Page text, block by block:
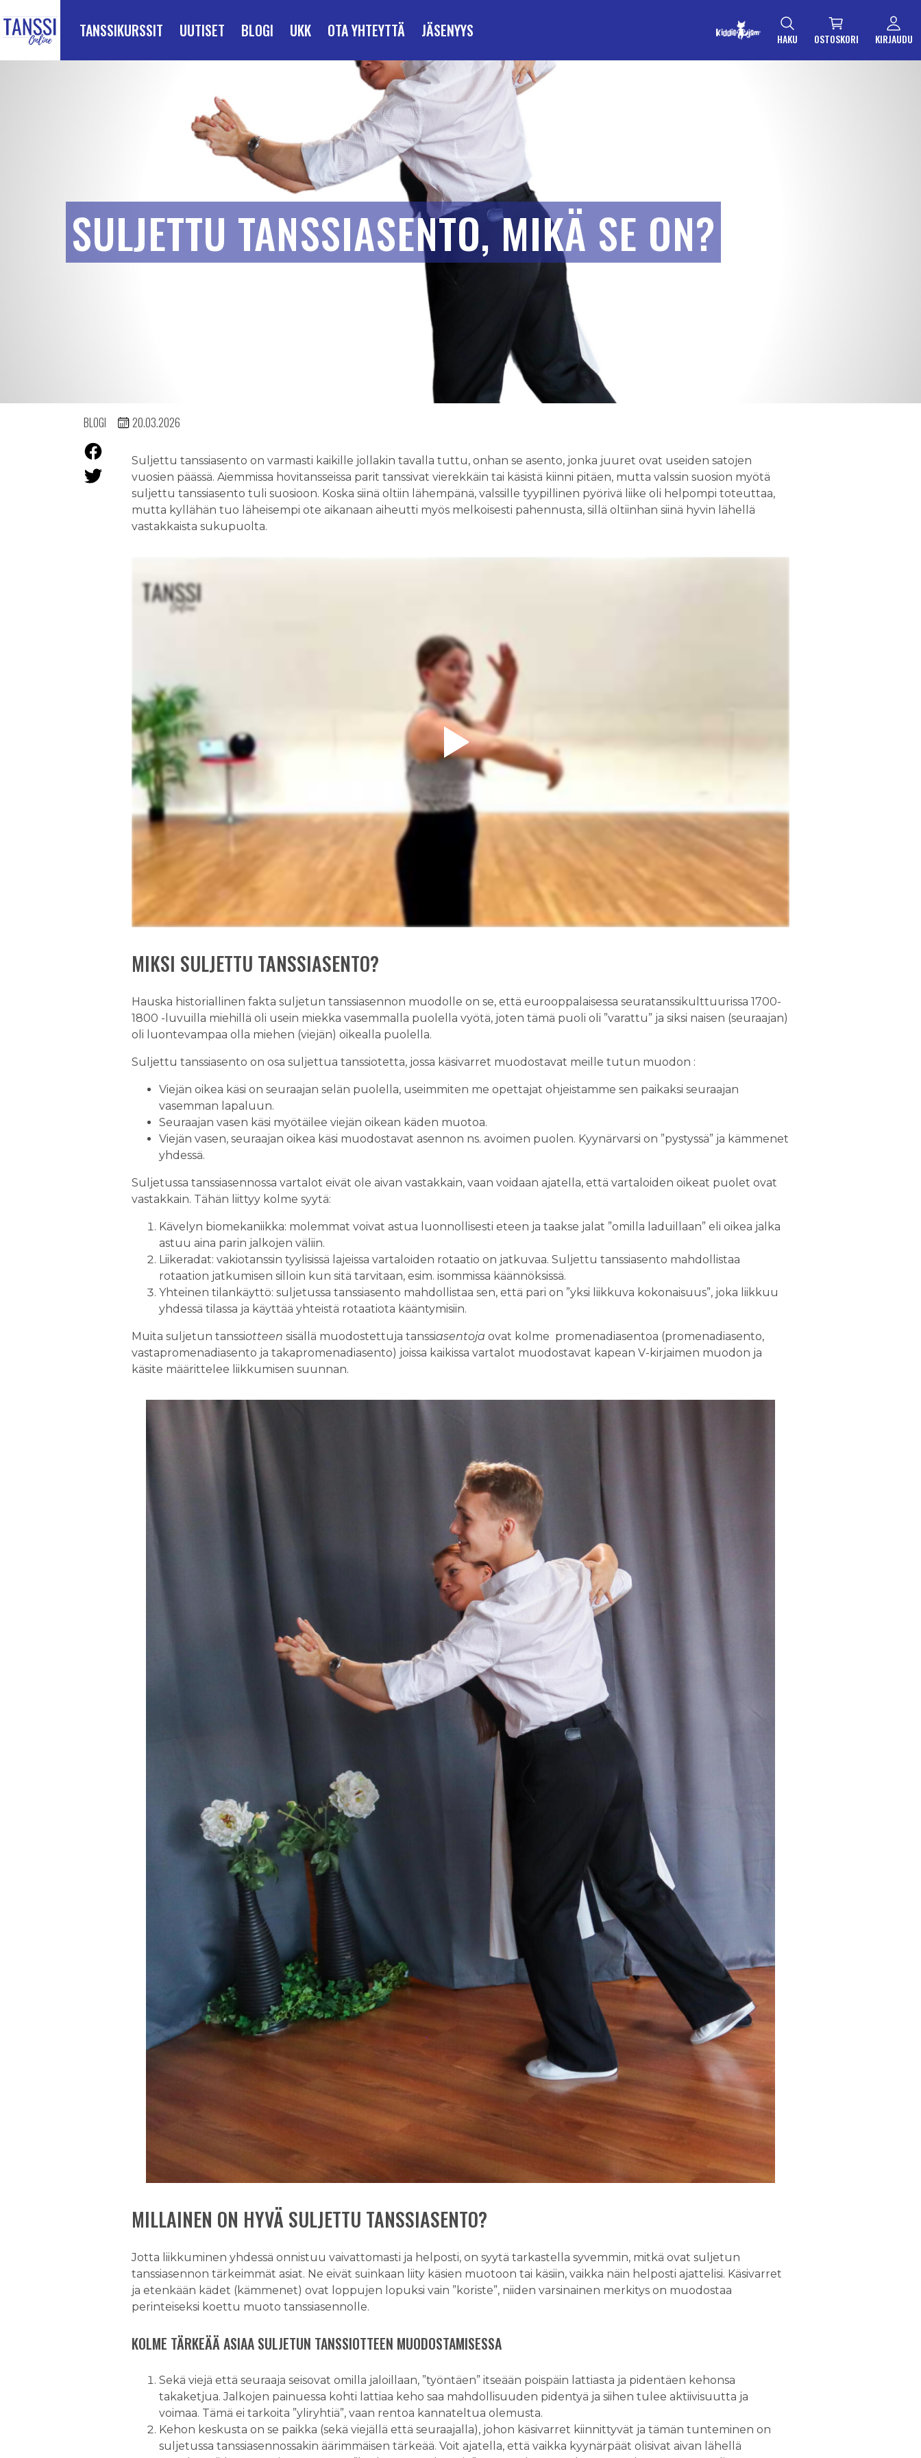
TANSSIKURSSIT UUTISET BLOGI UKK OTA YHTEYTTÄ JÄSENYYS HAKU OSTOSKORI KIRJAUDU
SULJETTU TANSSIASENTO, MIKÄ SE ON?
BLOGI 20.03.2026
Suljettu tanssiasento on varmasti kaikille jollakin tavalla tuttu, onhan se asento, jonka juuret ovat useiden satojen
vuosien päässä. Aiemmissa hovitansseissa parit tanssivat vierekkäin tai käsistä kiinni pitäen, mutta valssin suosion myötä
suljettu tanssiasento tuli suosioon. Koska siinä oltiin lähempänä, valssille tyypillinen pyörivä liike oli helpompi toteuttaa,
mutta kyllähän tuo läheisempi ote aikanaan aiheutti myös melkoisesti pahennusta, sillä oltiinhan siinä hyvin lähellä
vastakkaista sukupuolta.
MIKSI SULJETTU TANSSIASENTO?
Hauska historiallinen fakta suljetun tanssiasennon muodolle on se, että eurooppalaisessa seuratanssikulttuurissa 1700-
1800 -luvuilla miehillä oli usein miekka vasemmalla puolella vyötä, joten tämä puoli oli ”varattu” ja siksi naisen (seuraajan)
oli luontevampaa olla miehen (viejän) oikealla puolella.
Suljettu tanssiasento on osa suljettua tanssiotetta, jossa käsivarret muodostavat meille tutun muodon :
Viejän oikea käsi on seuraajan selän puolella, useimmiten me opettajat ohjeistamme sen paikaksi seuraajan
vasemman lapaluun.
Seuraajan vasen käsi myötäilee viejän oikean käden muotoa.
Viejän vasen, seuraajan oikea käsi muodostavat asennon ns. avoimen puolen. Kyynärvarsi on ”pystyssä” ja kämmenet
yhdessä.
Suljetussa tanssiasennossa vartalot eivät ole aivan vastakkain, vaan voidaan ajatella, että vartaloiden oikeat puolet ovat
vastakkain. Tähän liittyy kolme syytä:
Kävelyn biomekaniikka: molemmat voivat astua luonnollisesti eteen ja taakse jalat ”omilla laduillaan” eli oikea jalka
astuu aina parin jalkojen väliin.
Liikeradat: vakiotanssin tyylisissä lajeissa vartaloiden rotaatio on jatkuvaa. Suljettu tanssiasento mahdollistaa
rotaation jatkumisen silloin kun sitä tarvitaan, esim. isommissa käännöksissä.
Yhteinen tilankäyttö: suljetussa tanssiasento mahdollistaa sen, että pari on ”yksi liikkuva kokonaisuus”, joka liikkuu
yhdessä tilassa ja käyttää yhteistä rotaatiota kääntymisiin.
Muita suljetun tanssiotteen sisällä muodostettuja tanssiasentoja ovat kolme promenadiasentoa (promenadiasento,
vastapromenadiasento ja takapromenadiasento) joissa kaikissa vartalot muodostavat kapean V-kirjaimen muodon ja
käsite määrittelee liikkumisen suunnan.
MILLAINEN ON HYVÄ SULJETTU TANSSIASENTO?
Jotta liikkuminen yhdessä onnistuu vaivattomasti ja helposti, on syytä tarkastella syvemmin, mitkä ovat suljetun
tanssiasennon tärkeimmät asiat. Ne eivät suinkaan liity käsien muotoon tai käsiin, vaikka näin helposti ajattelisi. Käsivarret
ja etenkään kädet (kämmenet) ovat loppujen lopuksi vain ”koriste”, niiden varsinainen merkitys on muodostaa
perinteiseksi koettu muoto tanssiasennolle.
KOLME TÄRKEÄÄ ASIAA SULJETUN TANSSIOTTEEN MUODOSTAMISESSA
Sekä viejä että seuraaja seisovat omilla jaloillaan, ”työntäen” itseään poispäin lattiasta ja pidentäen kehonsa
takaketjua. Jalkojen painuessa kohti lattiaa keho saa mahdollisuuden pidentyä ja siihen tulee aktiivisuutta ja
voimaa. Tämä ei tarkoita ”yliryhtiä”, vaan rentoa kannateltua olemusta.
Kehon keskusta on se paikka (sekä viejällä että seuraajalla), johon käsivarret kiinnittyvät ja tämän tunteminen on
suljetussa tanssiasennossakin äärimmäisen tärkeää. Voit ajatella, että vaikka kyynärpäät olisivat aivan lähellä